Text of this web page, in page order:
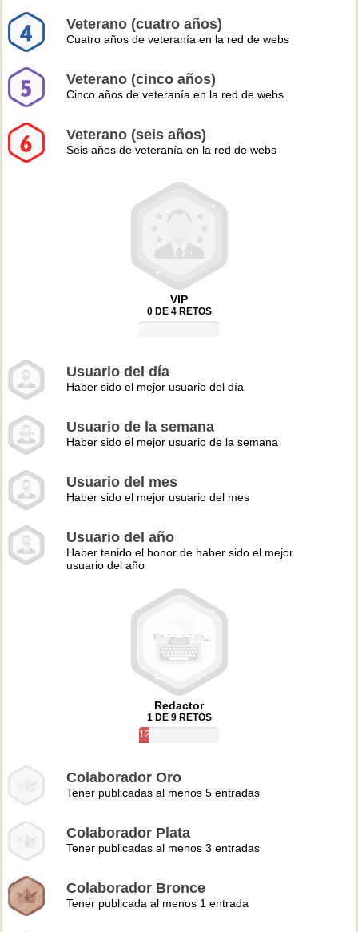
Veterano (cuatro años)
Cuatro años de veteranía en la red de webs
Veterano (cinco años)
Cinco años de veteranía en la red de webs
Veterano (seis años)
Seis años de veteranía en la red de webs
VIP
0 DE 4 RETOS
Usuario del día
Haber sido el mejor usuario del día
Usuario de la semana
Haber sido el mejor usuario de la semana
Usuario del mes
Haber sido el mejor usuario del mes
Usuario del año
Haber tenido el honor de haber sido el mejor
usuario del año
Redactor
1 DE 9 RETOS
12%
Colaborador Oro
Tener publicadas al menos 5 entradas
Colaborador Plata
Tener publicadas al menos 3 entradas
Colaborador Bronce
Tener publicada al menos 1 entrada